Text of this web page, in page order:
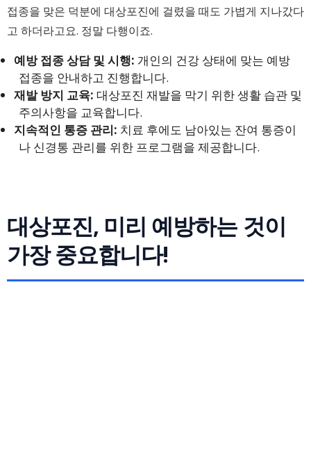
접종을 맞은 덕분에 대상포진에 걸렸을 때도 가볍게 지나갔다
고 하더라고요. 정말 다행이죠.
예방 접종 상담 및 시행: 개인의 건강 상태에 맞는 예방
접종을 안내하고 진행합니다.
재발 방지 교육: 대상포진 재발을 막기 위한 생활 습관 및
주의사항을 교육합니다.
지속적인 통증 관리: 치료 후에도 남아있는 잔여 통증이
나 신경통 관리를 위한 프로그램을 제공합니다.
대상포진, 미리 예방하는 것이
가장 중요합니다!